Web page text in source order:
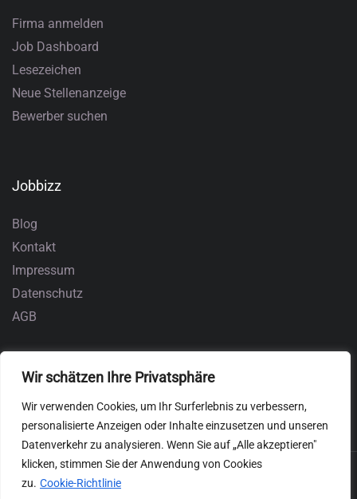
Wir schätzen Ihre Privatsphäre
Wir verwenden Cookies, um Ihr Surferlebnis zu verbessern,
personalisierte Anzeigen oder Inhalte einzusetzen und unseren
Datenverkehr zu analysieren. Wenn Sie auf „Alle akzeptieren"
klicken, stimmen Sie der Anwendung von Cookies
zu. Cookie-Richtlinie
Firma anmelden
Job Dashboard
Lesezeichen
Neue Stellenanzeige
Bewerber suchen
Jobbizz
Blog
Kontakt
Impressum
Datenschutz
AGB